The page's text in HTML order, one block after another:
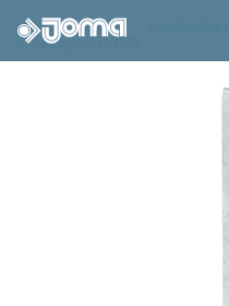
joma / produkter
/ betongvinkel 150b